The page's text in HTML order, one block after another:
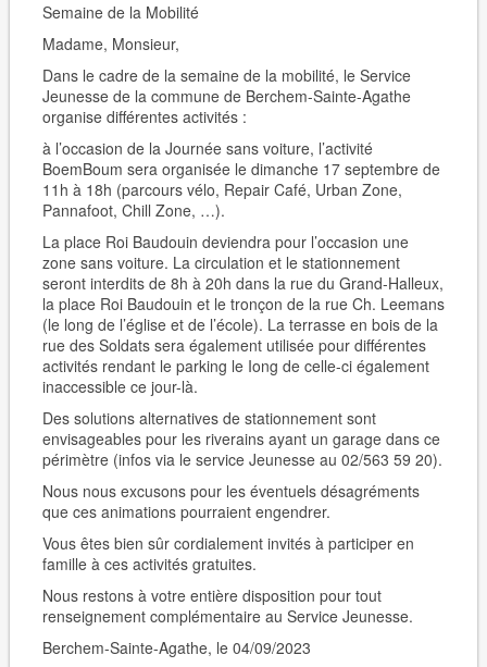
Semaine de la Mobilité
Madame, Monsieur,
Dans le cadre de la semaine de la mobilité, le Service
Jeunesse de la commune de Berchem-Sainte-Agathe
organise différentes activités :
à l’occasion de la Journée sans voiture, l’activité
BoemBoum sera organisée le dimanche 17 septembre de
11h à 18h (parcours vélo, Repair Café, Urban Zone,
Pannafoot, Chill Zone, …).
La place Roi Baudouin deviendra pour l’occasion une
zone sans voiture. La circulation et le stationnement
seront interdits de 8h à 20h dans la rue du Grand-Halleux,
la place Roi Baudouin et le tronçon de la rue Ch. Leemans
(le long de l’église et de l’école). La terrasse en bois de la
rue des Soldats sera également utilisée pour différentes
activités rendant le parking le Iong de celle-ci également
inaccessible ce jour-là.
Des solutions alternatives de stationnement sont
envisageables pour les riverains ayant un garage dans ce
périmètre (infos via le service Jeunesse au 02/563 59 20).
Nous nous excusons pour les éventuels désagréments
que ces animations pourraient engendrer.
Vous êtes bien sûr cordialement invités à participer en
famille à ces activités gratuites.
Nous restons à votre entière disposition pour tout
renseignement complémentaire au Service Jeunesse.
Berchem-Sainte-Agathe, le 04/09/2023